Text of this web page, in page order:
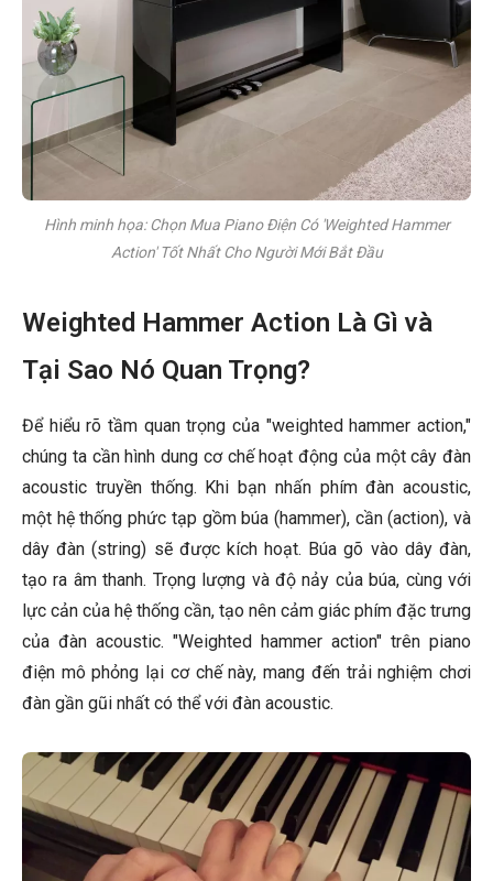
Hình minh họa: Chọn Mua Piano Điện Có 'Weighted Hammer
Action' Tốt Nhất Cho Người Mới Bắt Đầu
Weighted Hammer Action Là Gì và
Tại Sao Nó Quan Trọng?
Để hiểu rõ tầm quan trọng của "weighted hammer action,"
chúng ta cần hình dung cơ chế hoạt động của một cây đàn
acoustic truyền thống. Khi bạn nhấn phím đàn acoustic,
một hệ thống phức tạp gồm búa (hammer), cần (action), và
dây đàn (string) sẽ được kích hoạt. Búa gõ vào dây đàn,
tạo ra âm thanh. Trọng lượng và độ nảy của búa, cùng với
lực cản của hệ thống cần, tạo nên cảm giác phím đặc trưng
của đàn acoustic. "Weighted hammer action" trên piano
điện mô phỏng lại cơ chế này, mang đến trải nghiệm chơi
đàn gần gũi nhất có thể với đàn acoustic.